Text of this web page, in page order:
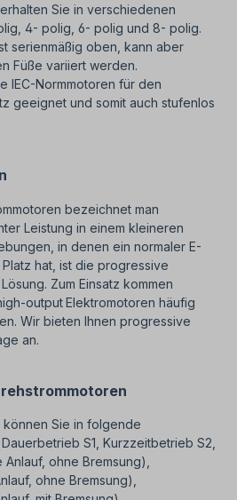
Sie in verschiedenen
4- polig, 6- polig und 8- polig.
serienmäßig oben, kann aber
Füße variiert werden.
IEC-Normmotoren für den
geeignet und somit auch stufenlos
bezeichnet man
Leistung in einem kleineren
in denen ein normaler E-
hat, ist die progressive
Zum Einsatz kommen
outputElektromotoren häufig
Wir bieten Ihnen progressive
an.
Sie in folgende
S1, Kurzzeitbetrieb S2,
ohne Bremsung),
ohne Bremsung),